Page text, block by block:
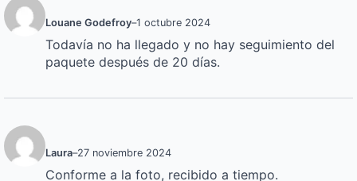
Louane Godefroy–1 octubre 2024
Todavía no ha llegado y no hay seguimiento del
paquete después de 20 días.
Laura–27 noviembre 2024
Conforme a la foto, recibido a tiempo.